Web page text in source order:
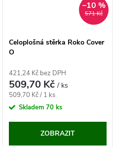
571 Kč
–10 %
Celoplošná stěrka Roko Cover
O
421,24 Kč bez DPH
509,70 Kč/ ks
Měrná
cena:
509,70 Kč / 1 ks
Skladem 70 ks
ZOBRAZIT